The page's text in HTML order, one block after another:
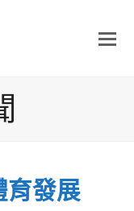
育發展